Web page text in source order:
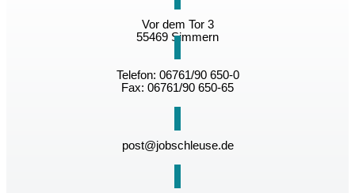
Vor dem Tor 3
55469 Simmern
Telefon: 06761/90 650-0
Fax: 06761/90 650-65
post@jobschleuse.de